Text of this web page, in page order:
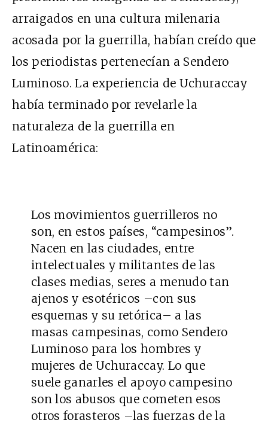
arraigados en una cultura milenaria
acosada por la guerrilla, habían creído que
los periodistas pertenecían a Sendero
Luminoso. La experiencia de Uchuraccay
había terminado por revelarle la
naturaleza de la guerrilla en
Latinoamérica:
Los movimientos guerrilleros no
son, en estos países, “campesinos”.
Nacen en las ciudades, entre
intelectuales y militantes de las
clases medias, seres a menudo tan
ajenos y esotéricos –con sus
esquemas y su retórica– a las
masas campesinas, como Sendero
Luminoso para los hombres y
mujeres de Uchuraccay. Lo que
suele ganarles el apoyo campesino
son los abusos que cometen esos
otros forasteros –las fuerzas de la